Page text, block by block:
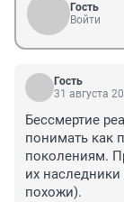
Гость
Войти
Гость
31 августа
Бессмертие
понимать как
поколениям.
их
похожи).